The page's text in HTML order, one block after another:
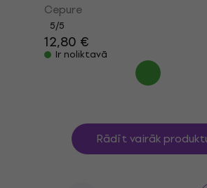
Cepure
5/5
12,80 €
Ir noliktavā
Rādīt vairāk